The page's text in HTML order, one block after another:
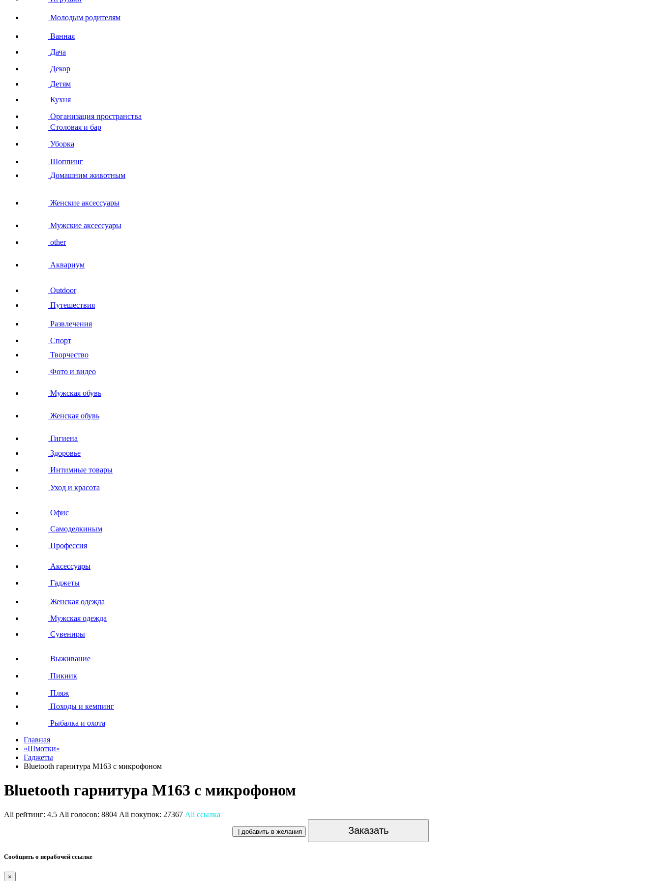
Молодым родителям
Ванная
Дача
Декор
Детям
Кухня
Организация пространства
Столовая и бар
Уборка
Шоппинг
Домашним животным
Женские аксессуары
Мужские аксессуары
other
Аквариум
Outdoor
Путешествия
Развлечения
Спорт
Творчество
Фото и видео
Мужская обувь
Женская обувь
Гигиена
Здоровье
Интимные товары
Уход и красота
Офис
Самоделкиным
Профессия
Аксессуары
Гаджеты
Женская одежда
Мужская одежда
Сувениры
Выживание
Пикник
Пляж
Походы и кемпинг
Рыбалка и охота
Главная
«Шмотки»
Гаджеты
Bluetooth гарнитура M163 с микрофоном
Bluetooth гарнитура M163 с микрофоном
Ali рейтинг: 4.5 Ali голосов: 8804 Ali покупок: 27367 Ali ссылка
| добавить в желания Заказать
Сообщить о нерабочей ссылке
×